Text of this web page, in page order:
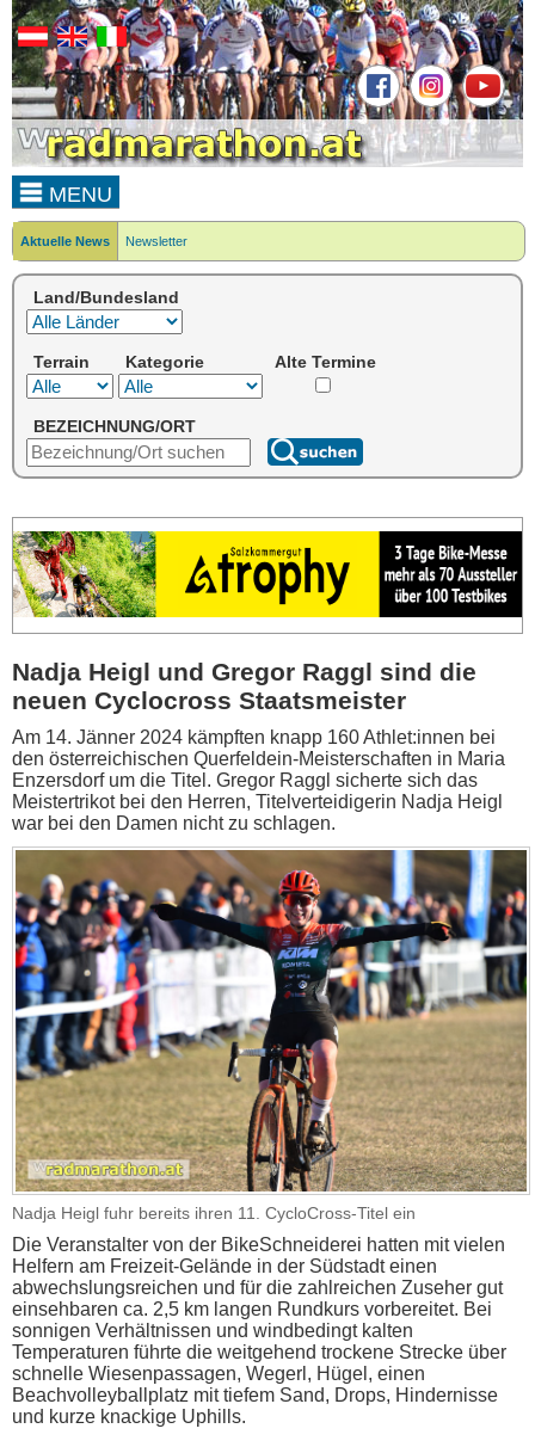
MENU
Aktuelle News Newsletter
Land/Bundesland
Terrain Kategorie Alte Termine
BEZEICHNUNG/ORT
Nadja Heigl und Gregor Raggl sind die
neuen Cyclocross Staatsmeister
Am 14. Jänner 2024 kämpften knapp 160 Athlet:innen bei
den österreichischen Querfeldein-Meisterschaften in Maria
Enzersdorf um die Titel. Gregor Raggl sicherte sich das
Meistertrikot bei den Herren, Titelverteidigerin Nadja Heigl
war bei den Damen nicht zu schlagen.
Nadja Heigl fuhr bereits ihren 11. CycloCross-Titel ein
Die Veranstalter von der BikeSchneiderei hatten mit vielen
Helfern am Freizeit-Gelände in der Südstadt einen
abwechslungsreichen und für die zahlreichen Zuseher gut
einsehbaren ca. 2,5 km langen Rundkurs vorbereitet. Bei
sonnigen Verhältnissen und windbedingt kalten
Temperaturen führte die weitgehend trockene Strecke über
schnelle Wiesenpassagen, Wegerl, Hügel, einen
Beachvolleyballplatz mit tiefem Sand, Drops, Hindernisse
und kurze knackige Uphills.